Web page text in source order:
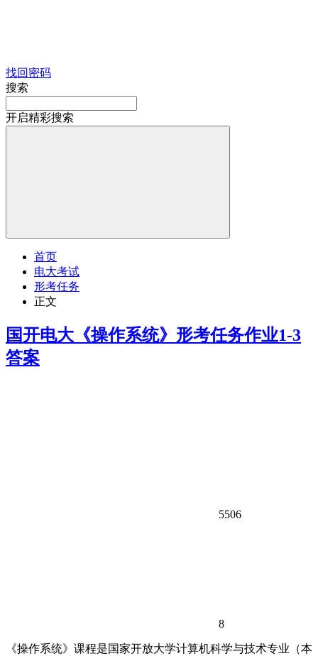
找回密码
搜索
开启精彩搜索
首页
电大考试
形考任务
正文
国开电大《操作系统》形考任务作业1-3
答案
5506
8
《操作系统》课程是国家开放大学计算机科学与技术专业（本